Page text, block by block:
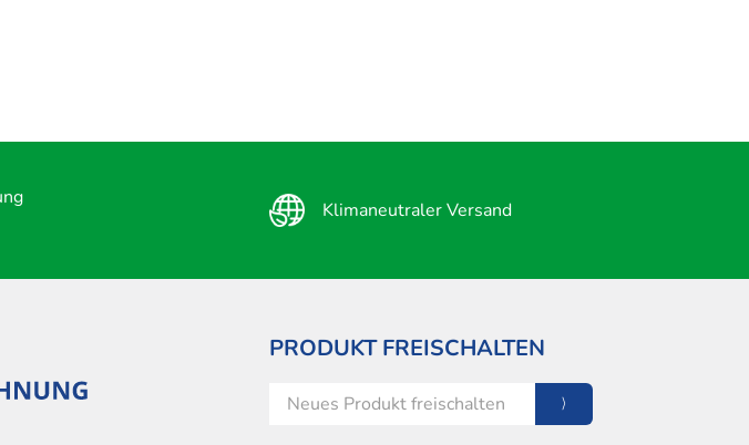
Klimaneutraler Versand
PRODUKT FREISCHALTEN